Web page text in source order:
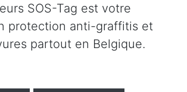
SOS-Tag est votre
protection anti-graffitis et
partout en Belgique.